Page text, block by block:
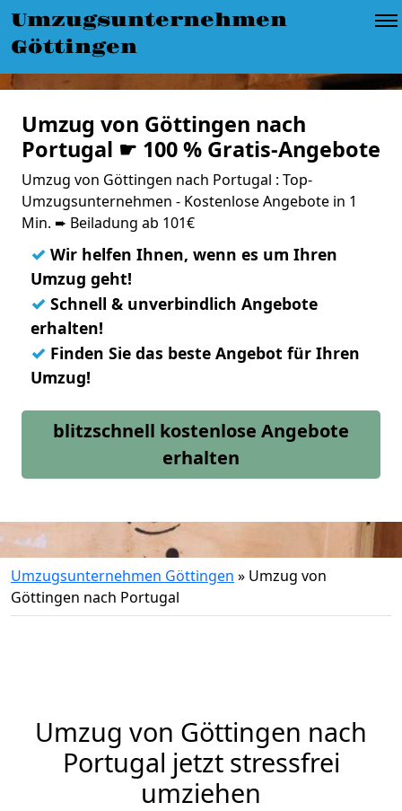
Umzugsunternehmen
Göttingen
Umzug von Göttingen nach
Portugal ☛ 100 % Gratis-Angebote
Umzug von Göttingen nach Portugal : Top-
Umzugsunternehmen - Kostenlose Angebote in 1
Min. ➨ Beiladung ab 101€
✓ Wir helfen Ihnen, wenn es um Ihren
Umzug geht!
✓ Schnell & unverbindlich Angebote
erhalten!
✓ Finden Sie das beste Angebot für Ihren
Umzug!
blitzschnell kostenlose Angebote
erhalten
Umzugsunternehmen Göttingen » Umzug von
Göttingen nach Portugal
Umzug von Göttingen nach
Portugal jetzt stressfrei
umziehen